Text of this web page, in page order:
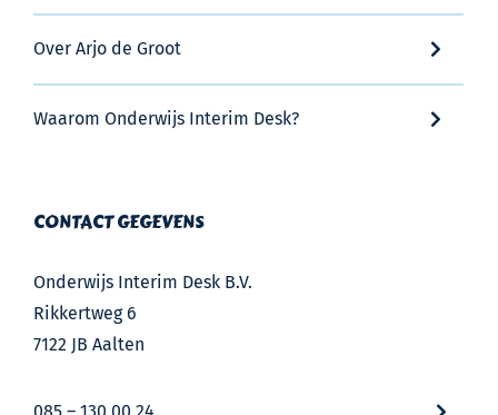
Over Arjo de Groot
Waarom Onderwijs Interim Desk?
CONTACT GEGEVENS
Onderwijs Interim Desk B.V.
Rikkertweg 6
7122 JB Aalten